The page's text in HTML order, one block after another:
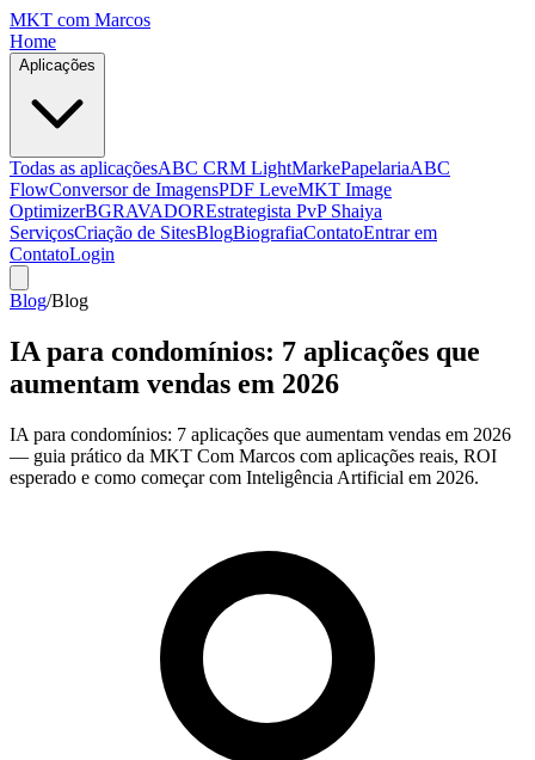
MKT com Marcos
Home
Aplicações
Todas as aplicaçõesABC CRM LightMarkePapelariaABC
FlowConversor de ImagensPDF LeveMKT Image
OptimizerBGRAVADOREstrategista PvP Shaiya
ServiçosCriação de SitesBlogBiografiaContatoEntrar em
ContatoLogin
Blog/Blog
IA para condomínios: 7 aplicações que
aumentam vendas em 2026
IA para condomínios: 7 aplicações que aumentam vendas em 2026
— guia prático da MKT Com Marcos com aplicações reais, ROI
esperado e como começar com Inteligência Artificial em 2026.